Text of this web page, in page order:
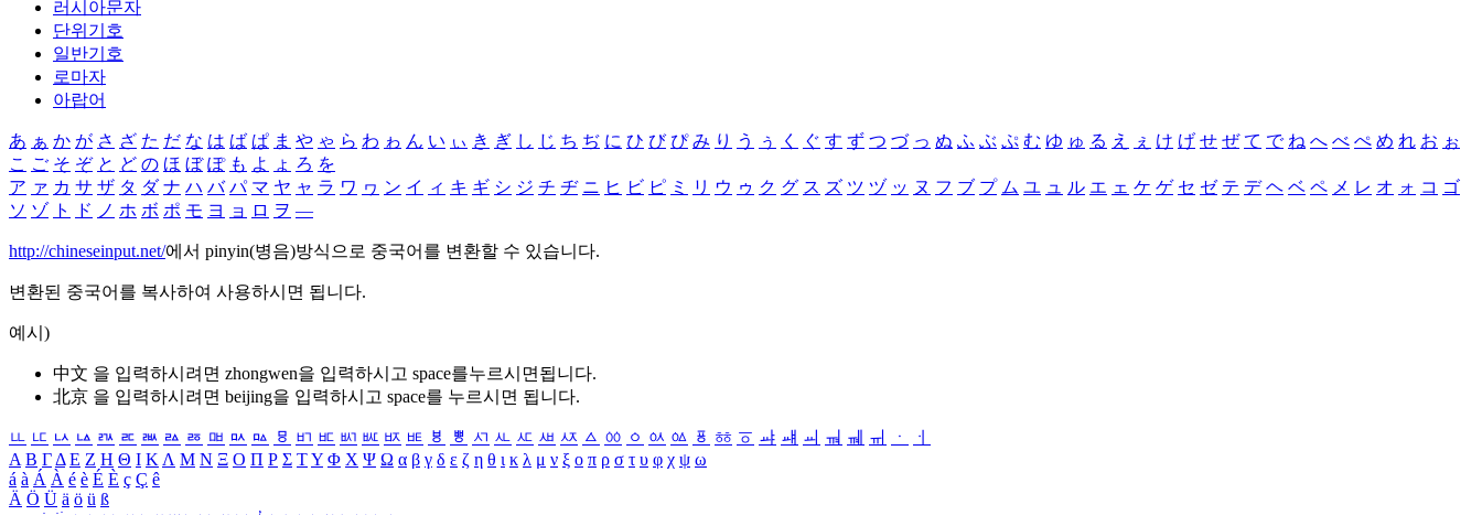
러시아문자
단위기호
일반기호
로마자
아랍어
あ ぁ か が さ ざ た だ な は ば ぱ ま や ゃ ら わ ゎ ん い ぃ き ぎ し じ ち ぢ に ひ び ぴ み り う ぅ く ぐ す ず つ づ っ ぬ ふ ぶ ぷ む ゆ ゅ る え ぇ け げ せ ぜ て で ね へ べ ぺ め れ お ぉ
こ ご そ ぞ と ど の ほ ぼ ぽ も よ ょ ろ を
ア ァ カ サ ザ タ ダ ナ ハ バ パ マ ヤ ャ ラ ワ ヮ ン イ ィ キ ギ シ ジ チ ヂ ニ ヒ ビ ピ ミ リ ウ ゥ ク グ ス ズ ツ ヅ ッ ヌ フ ブ プ ム ユ ュ ル エ ェ ケ ゲ セ ゼ テ デ ヘ ベ ペ メ レ オ ォ コ ゴ
ソ ゾ ト ド ノ ホ ボ ポ モ ヨ ョ ロ ヲ ―
http://chineseinput.net/에서 pinyin(병음)방식으로 중국어를 변환할 수 있습니다.
변환된 중국어를 복사하여 사용하시면 됩니다.
예시)
中文 을 입력하시려면 zhongwen을 입력하시고 space를누르시면됩니다.
北京 을 입력하시려면 beijing을 입력하시고 space를 누르시면 됩니다.
ㅥ ㅦ ㅧ ㅨ ㅩ ㅪ ㅫ ㅬ ㅭ ㅮ ㅯ ㅰ ㅱ ㅲ ㅳ ㅴ ㅵ ㅶ ㅷ ㅸ ㅹ ㅺ ㅻ ㅼ ㅽ ㅾ ㅿ ㆀ ㆁ ㆂ ㆃ ㆄ ㆅ ㆆ ㆇ ㆈ ㆉ ㆊ ㆋ ㆌ ㆍ
ㆎ
Α Β ΓΔ Ε Ζ Η Θ Ι ΚΛ Μ Ν Ξ Ο Π Ρ Σ ΤΥ Φ Χ Ψ Ω α β γ δ ε ζ η θ ι κ λ μ ν ξ ο π ρ σ τ υ φ χ ψ ω
á à Á À é è É È ç Ç ê
Ä Ö Ü ä ö ü ß